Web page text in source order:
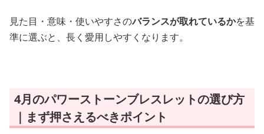
見た目・意味・使いやすさのバランスが取れているかを基
準に選ぶと、長く愛用しやすくなります。
4月のパワーストーンブレスレットの選び方
｜まず押さえるべきポイント